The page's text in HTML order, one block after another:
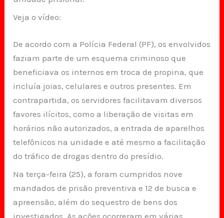
Veja o vídeo:
De acordo com a Polícia Federal (PF), os envolvidos
faziam parte de um esquema criminoso que
beneficiava os internos em troca de propina, que
incluía joias, celulares e outros presentes. Em
contrapartida, os servidores facilitavam diversos
favores ilícitos, como a liberação de visitas em
horários não autorizados, a entrada de aparelhos
telefônicos na unidade e até mesmo a facilitação
do tráfico de drogas dentro do presídio.
Na terça-feira (25), a foram cumpridos nove
mandados de prisão preventiva e 12 de busca e
apreensão, além do sequestro de bens dos